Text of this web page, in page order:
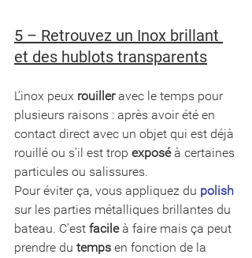
5 – Retrouvez un Inox brillant
et des hublots transparents
L’inox peux rouiller avec le temps pour
plusieurs raisons : après avoir été en
contact direct avec un objet qui est déjà
rouillé ou s’il est trop exposé à certaines
particules ou salissures.
Pour éviter ça, vous appliquez du polish
sur les parties métalliques brillantes du
bateau. C’est facile à faire mais ça peut
prendre du temps en fonction de la